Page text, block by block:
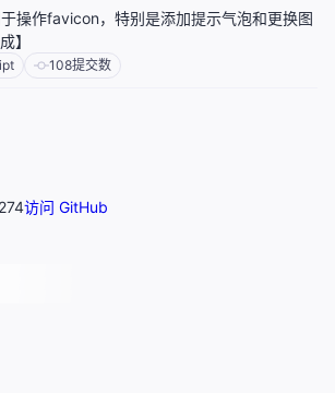
操作favicon，特别是添加提示气泡和更换图
】
108提交数
274访问 GitHub